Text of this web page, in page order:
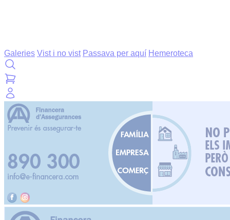
Galeries Vist i no vist Passava per aquí Hemeroteca